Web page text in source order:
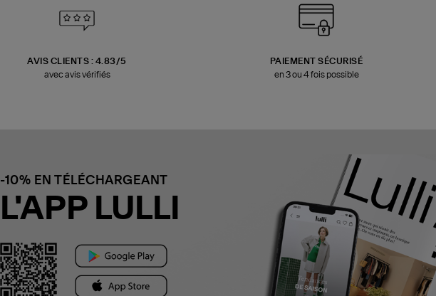
AVIS CLIENTS : 4.83/5
avec avis vérifiés
PAIEMENT SÉCURISÉ
en 3 ou 4 fois possible
-10% EN TÉLÉCHARGEANT
L'APP LULLI